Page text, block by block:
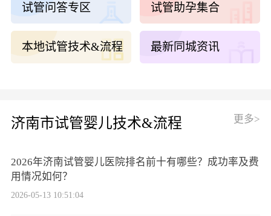
试管问答专区 试管助孕集合
本地试管技术&流程 最新同城资讯
济南市试管婴儿技术&流程 更多>
2026年济南试管婴儿医院排名前十有哪些？成功率及费
用情况如何？
2026-05-13 10:51:04